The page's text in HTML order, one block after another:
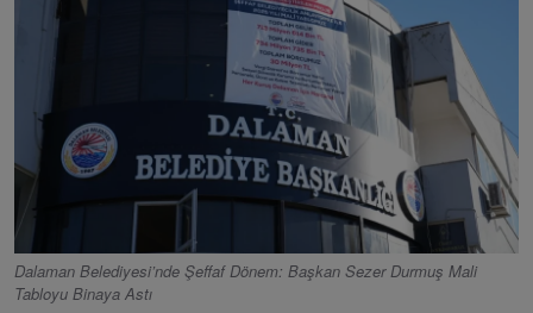
Dalaman Belediyesi’nde Şeffaf Dönem: Başkan Sezer Durmuş Mali
Tabloyu Binaya Astı